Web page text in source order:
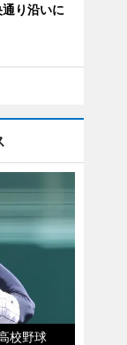
り沿いに
校野球